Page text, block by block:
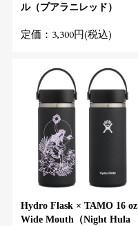
ル（プアラニレッド）
定価：3,300円(税込)
Hydro Flask × TAMO 16 oz
Wide Mouth（Night Hula